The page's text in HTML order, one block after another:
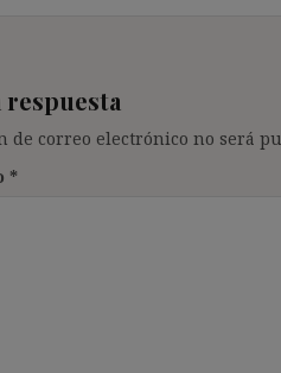
respuesta
de correo electrónico no será
*